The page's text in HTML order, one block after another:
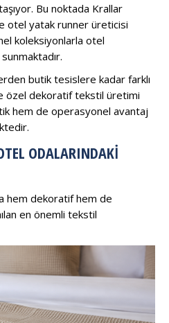
Bu noktada Krallar
otel yatak runner üreticisi
koleksiyonlarla otel
butik tesislere kadar farklı
özel dekoratif tekstil üretimi
hem de operasyonel avantaj
ODALARINDAKI
hem dekoratif hem de
en önemli tekstil